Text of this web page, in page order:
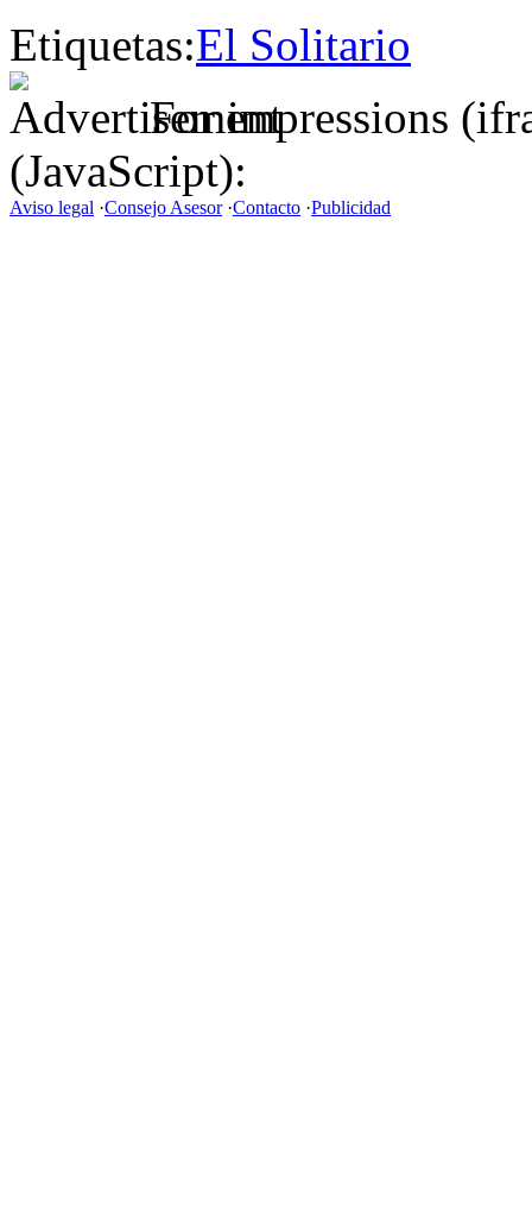
Etiquetas:El Solitario
For impressions
(JavaScript):
Aviso legal ·Consejo Asesor·Contacto ·Publicidad